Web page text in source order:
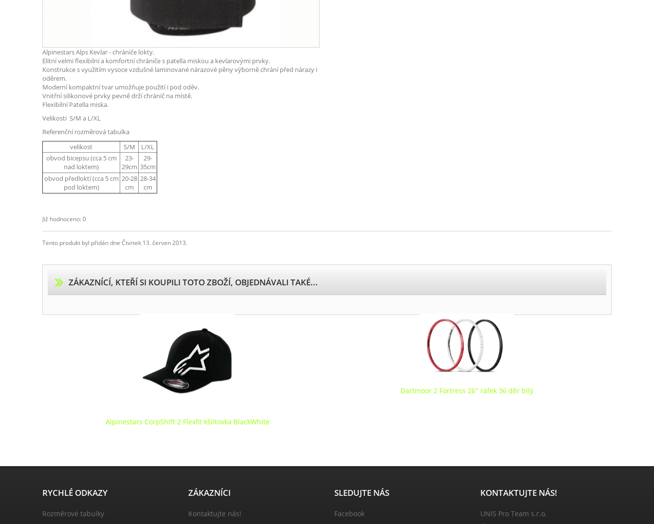
Alpinestars Alps Kevlar - chrániče lokty.
Elitní velmi flexibilní a komfortní chrániče s patella miskou a kevlarovými prvky.
Konstrukce s využitím vysoce vzdušné laminované nárazové pěny výborněchrání před nárazy i
oděrem.
Moderní kompaktní tvar umožňuje použití i pod oděv.
Vnitřní silikonové prvky pevně drží chránič na místě.
Flexibilní Patella miska.
Velikosti S/M a L/XL
Referenční rozměrová tabulka
velikost
S/M
L/XL
obvod bicepsu (cca 5 cm
nad loktem)
23-
29cm
29-
35cm
obvod předloktí (cca 5 cm
pod loktem)
20-28
cm
28-34
cm
Již hodnoceno: 0
Tento produkt byl přidán dne Čtvrtek 13. červen 2013.
ZÁKAZNÍCÍ, KTEŘÍ SI KOUPILI TOTO ZBOŽÍ, OBJEDNÁVALI TAKÉ...
Alpinestars CorpShift 2 Flexfit kšiltovka BlackWhite
Dartmoor 2 Fortress 26" ráfek 36 děr bílý
RYCHLÉ ODKAZY
Rozměrové tabulky
ZÁKAZNÍCI
Kontaktujte nás!
SLEDUJTE NÁS
Facebook
KONTAKTUJTE NÁS!
UNIS Pro Team s.r.o.